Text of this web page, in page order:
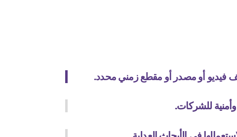
فيديو أو مصدر أو مقطع زمني محدد.
للشركات.